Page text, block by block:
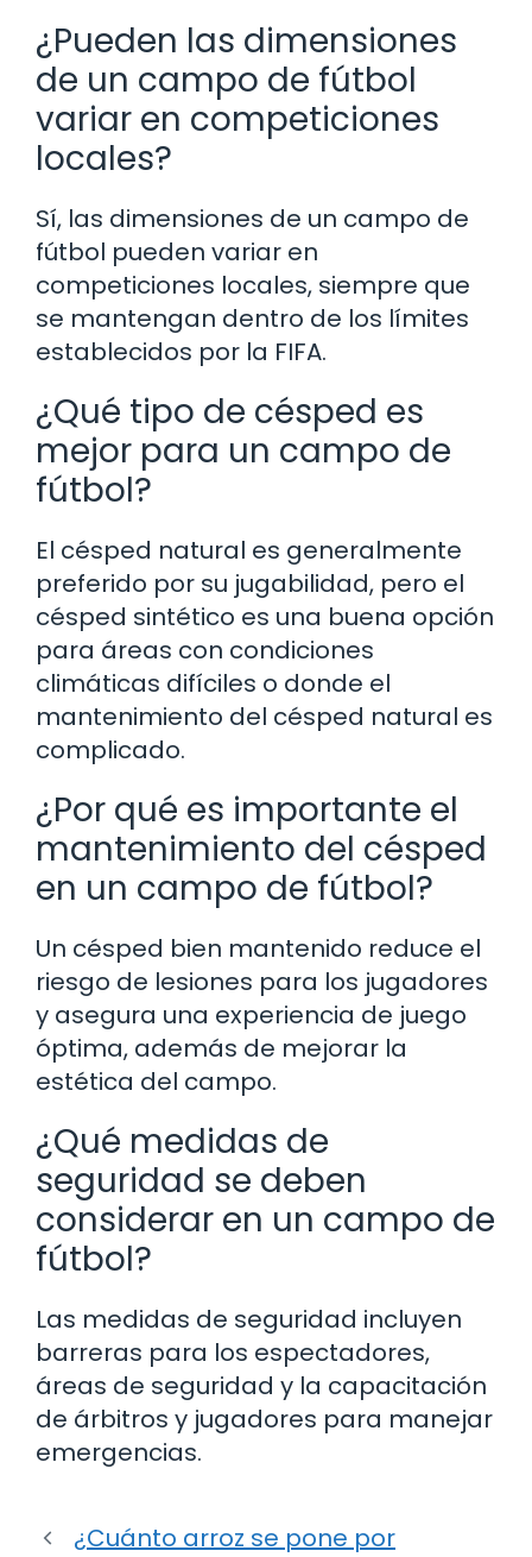
¿Pueden las dimensiones
de un campo de fútbol
variar en competiciones
locales?
Sí, las dimensiones de un campo de
fútbol pueden variar en
competiciones locales, siempre que
se mantengan dentro de los límites
establecidos por la FIFA.
¿Qué tipo de césped es
mejor para un campo de
fútbol?
El césped natural es generalmente
preferido por su jugabilidad, pero el
césped sintético es una buena opción
para áreas con condiciones
climáticas difíciles o donde el
mantenimiento del césped natural es
complicado.
¿Por qué es importante el
mantenimiento del césped
en un campo de fútbol?
Un césped bien mantenido reduce el
riesgo de lesiones para los jugadores
y asegura una experiencia de juego
óptima, además de mejorar la
estética del campo.
¿Qué medidas de
seguridad se deben
considerar en un campo de
fútbol?
Las medidas de seguridad incluyen
barreras para los espectadores,
áreas de seguridad y la capacitación
de árbitros y jugadores para manejar
emergencias.
¿Cuánto arroz se pone por